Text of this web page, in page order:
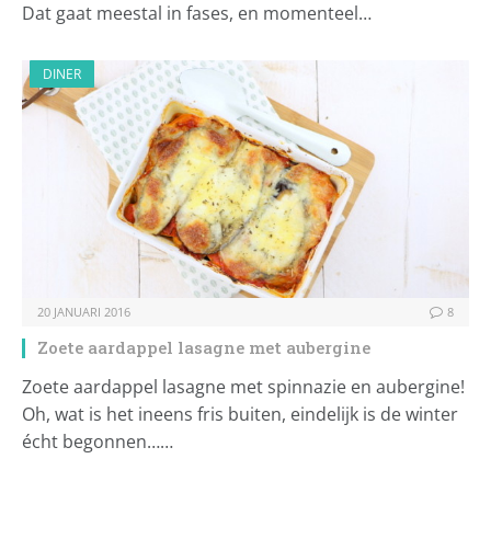
Dat gaat meestal in fases, en momenteel…
DINER
20 JANUARI 2016 8
Zoete aardappel lasagne met aubergine
Zoete aardappel lasagne met spinnazie en aubergine!
Oh, wat is het ineens fris buiten, eindelijk is de winter
écht begonnen……